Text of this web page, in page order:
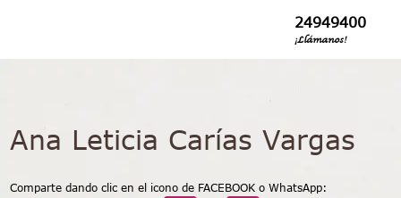
24949400
¡Llámanos!
Ana Leticia Carías Vargas
Comparte dando clic en el icono de FACEBOOK o WhatsApp: